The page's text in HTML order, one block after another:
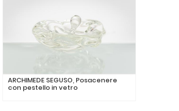
ARCHIMEDE SEGUSO, Posacenere
con pestello in vetro